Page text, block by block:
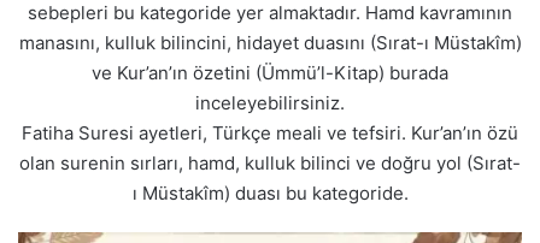
sebepleri bu kategoride yer almaktadır. Hamd kavramının
manasını, kulluk bilincini, hidayet duasını (Sırat-ı Müstakîm)
ve Kur’an’ın özetini (Ümmü’l-Kitap) burada
inceleyebilirsiniz.
Fatiha Suresi ayetleri, Türkçe meali ve tefsiri. Kur’an’ın özü
olan surenin sırları, hamd, kulluk bilinci ve doğru yol (Sırat-
ı Müstakîm) duası bu kategoride.